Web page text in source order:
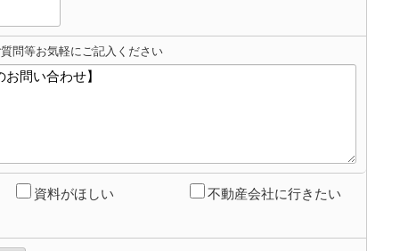
問等お気軽にご記入ください
資料がほしい
不動産会社に行きたい